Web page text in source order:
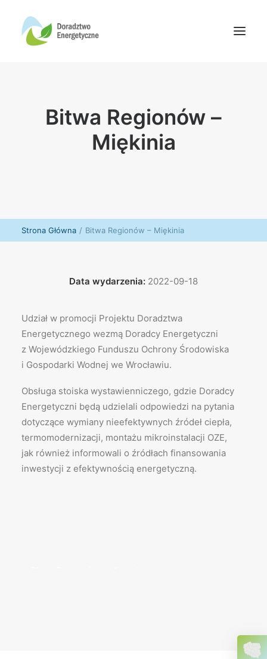
Aktualności
Oferta finansowania
Bitwa Regionów –
Miękinia
Strona Główna Bitwa Regionów – Miękinia
Data wydarzenia: 2022-09-18
Udział w promocji Projektu Doradztwa
Energetycznego wezmą Doradcy Energetyczni
z Wojewódzkiego Funduszu Ochrony Środowiska
i Gospodarki Wodnej we Wrocławiu.
Obsługa stoiska wystawienniczego, gdzie Doradcy
Energetyczni będą udzielali odpowiedzi na pytania
dotyczące wymiany nieefektywnych źródeł ciepła,
termomodernizacji, montażu mikroinstalacji OZE,
jak również informowali o źródłach finansowania
inwestycji z efektywnością energetyczną.